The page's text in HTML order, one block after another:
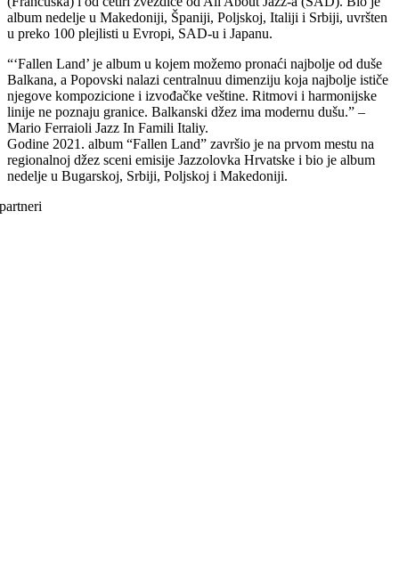
album nedelje u Makedoniji, Španiji, Poljskoj, Italiji i Srbiji, uvršten
u preko 100 plejlisti u Evropi, SAD-u i Japanu.
“‘Fallen Land’ je album u kojem možemo pronaći najbolje od duše
Balkana, a Popovski nalazi centralnuu dimenziju koja najbolje ističe
njegove kompozicione i izvođačke veštine. Ritmovi i harmonijske
linije ne poznaju granice. Balkanski džez ima modernu dušu.” –
Mario Ferraioli Jazz In Famili Italiy.
Godine 2021. album “Fallen Land” završio je na prvom mestu na
regionalnoj džez sceni emisije Jazzolovka Hrvatske i bio je album
nedelje u Bugarskoj, Srbiji, Poljskoj i Makedoniji.
partneri